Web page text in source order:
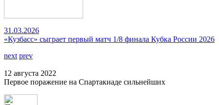
31.03.2026
«Кузбасс» сыграет первый матч 1/8 финала Кубка России 2026
next prev
12 августа 2022
Первое поражение на Спартакиаде сильнейших